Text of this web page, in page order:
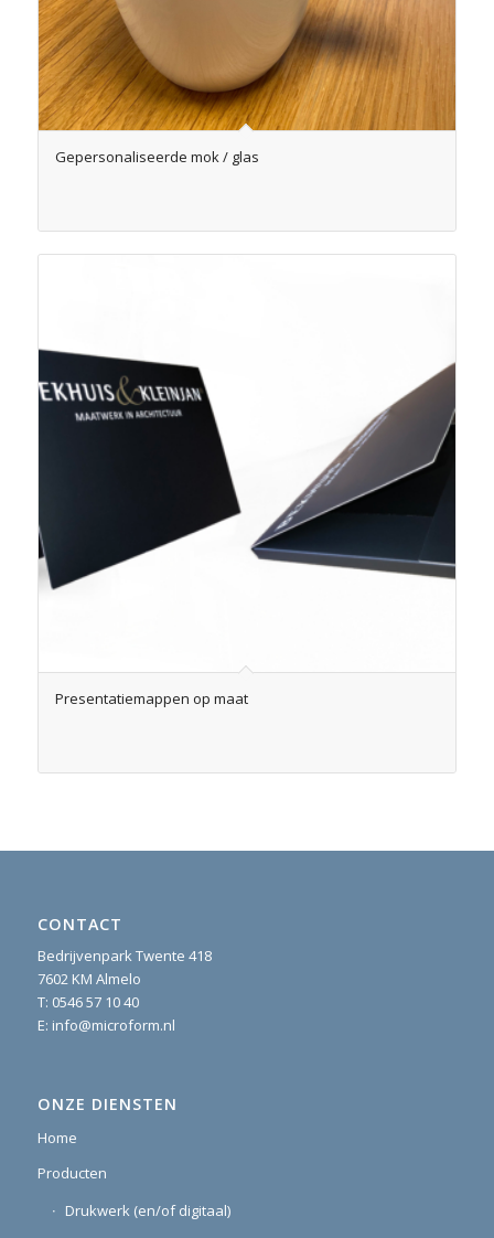
Gepersonaliseerde mok / glas
Presentatiemappen op maat
CONTACT
Bedrijvenpark Twente 418
7602 KM Almelo
T: 0546 57 10 40
E: info@microform.nl
ONZE DIENSTEN
Home
Producten
Drukwerk (en/of digitaal)